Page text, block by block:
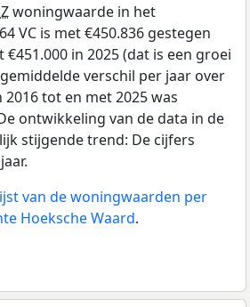
woningwaarde in het
VC is met €450.836 gestegen
€451.000 in 2025 (dat is een groei
verschil per jaar over
tot en met 2025 was
ontwikkeling van de data in de
stijgende trend: De cijfers
van de woningwaarden per
Hoeksche Waard.